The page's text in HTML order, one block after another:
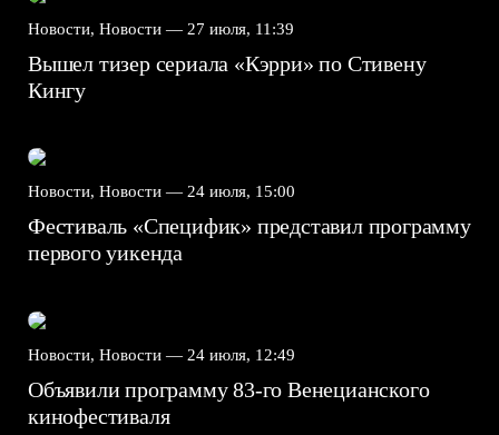
Новости, Новости — 27 июля, 11:39
Вышел тизер сериала «Кэрри» по Стивену
Кингу
Новости, Новости — 24 июля, 15:00
Фестиваль «Специфик» представил программу
первого уикенда
Новости, Новости — 24 июля, 12:49
Объявили программу 83-го Венецианского
кинофестиваля